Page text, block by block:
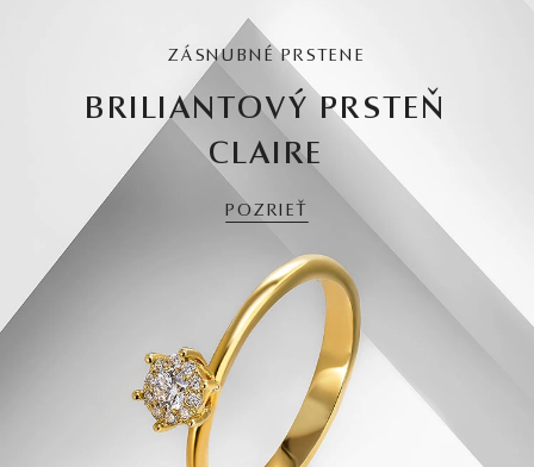
ZÁSNUBNÉ PRSTENE
BRILIANTOVÝ PRSTEŇ
CLAIRE
POZRIEŤ